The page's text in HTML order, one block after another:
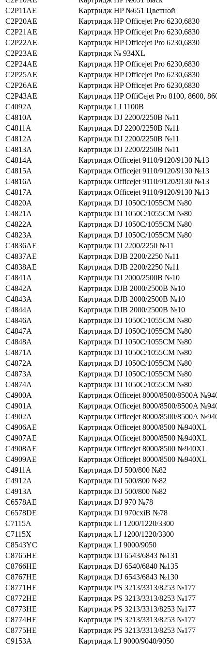
C2P11AE
Картридж HP №651 Цветной
C2P20AE
Картридж HP Officejet Pro 6230,6830
C2P21AE
Картридж HP Officejet Pro 6230,6830
C2P22AE
Картридж HP Officejet Pro 6230,6830
C2P23AE
Картридж № 934XL
C2P24AE
Картридж HP Officejet Pro 6230,6830
C2P25AE
Картридж HP Officejet Pro 6230,6830
C2P26AE
Картридж HP Officejet Pro 6230,6830
C2P43AE
Картридж HP OffiCejet Pro 8100, 8600,
C4092A
Картридж LJ 1100В
C4810A
Картридж DJ 2200/2250В №11
C4811A
Картридж DJ 2200/2250В №11
C4812A
Картридж DJ 2200/2250В №11
C4813A
Картридж DJ 2200/2250В №11
C4814A
Картридж Officejet 9110/9120/9130 №13
C4815A
Картридж Officejet 9110/9120/9130 №13
C4816A
Картридж Officejet 9110/9120/9130 №13
C4817A
Картридж Officejet 9110/9120/9130 №13
C4820A
Картридж DJ 1050C/1055CM №80
C4821A
Картридж DJ 1050C/1055CM №80
C4822A
Картридж DJ 1050C/1055CM №80
C4823A
Картридж DJ 1050C/1055CM №80
C4836AE
Картридж DJ 2200/2250 №11
C4837AE
Картридж DJВ 2200/2250 №11
C4838AE
Картридж DJВ 2200/2250 №11
C4841A
Картридж DJ 2000/2500В №10
C4842A
Картридж DJВ 2000/2500В №10
C4843A
Картридж DJВ 2000/2500В №10
C4844A
Картридж DJВ 2000/2500В №10
C4846A
Картридж DJ 1050C/1055CM №80
C4847A
Картридж DJ 1050C/1055CM №80
C4848A
Картридж DJ 1050C/1055CM №80
C4871A
Картридж DJ 1050C/1055CM №80
C4872A
Картридж DJ 1050C/1055CM №80
C4873A
Картридж DJ 1050C/1055CM №80
C4874A
Картридж DJ 1050C/1055CM №80
C4900A
Картридж Officejet 8000/8500/8500A
C4901A
Картридж Officejet 8000/8500/8500A
C4902A
Картридж Officejet 8000/8500/8500A
C4906AE
Картридж Officejet 8000/8500 №940XL
C4907AE
Картридж Officejet 8000/8500 №940XL
C4908AE
Картридж Officejet 8000/8500 №940XL
C4909AE
Картридж Officejet 8000/8500 №940XL
C4911A
Картридж DJ 500/800 №82
C4912A
Картридж DJ 500/800 №82
C4913A
Картридж DJ 500/800 №82
C6578AE
Картридж DJ 970 №78
C6578DE
Картридж DJ 970cxiВ №78
C7115A
Картридж LJ 1200/1220/3300
C7115X
Картридж LJ 1200/1220/3300
C8543YC
Картридж LJ 9000/9050
C8765HE
Картридж DJ 6543/6843 №131
C8766HE
Картридж DJ 6540/6840 №135
C8767HE
Картридж DJ 6543/6843 №130
C8771HE
Картридж PS 3213/3313/8253 №177
C8772HE
Картридж PS 3213/3313/8253 №177
C8773HE
Картридж PS 3213/3313/8253 №177
C8774HE
Картридж PS 3213/3313/8253 №177
C8775HE
Картридж PS 3213/3313/8253 №177
C9153A
Картридж LJ 9000/9040/9050